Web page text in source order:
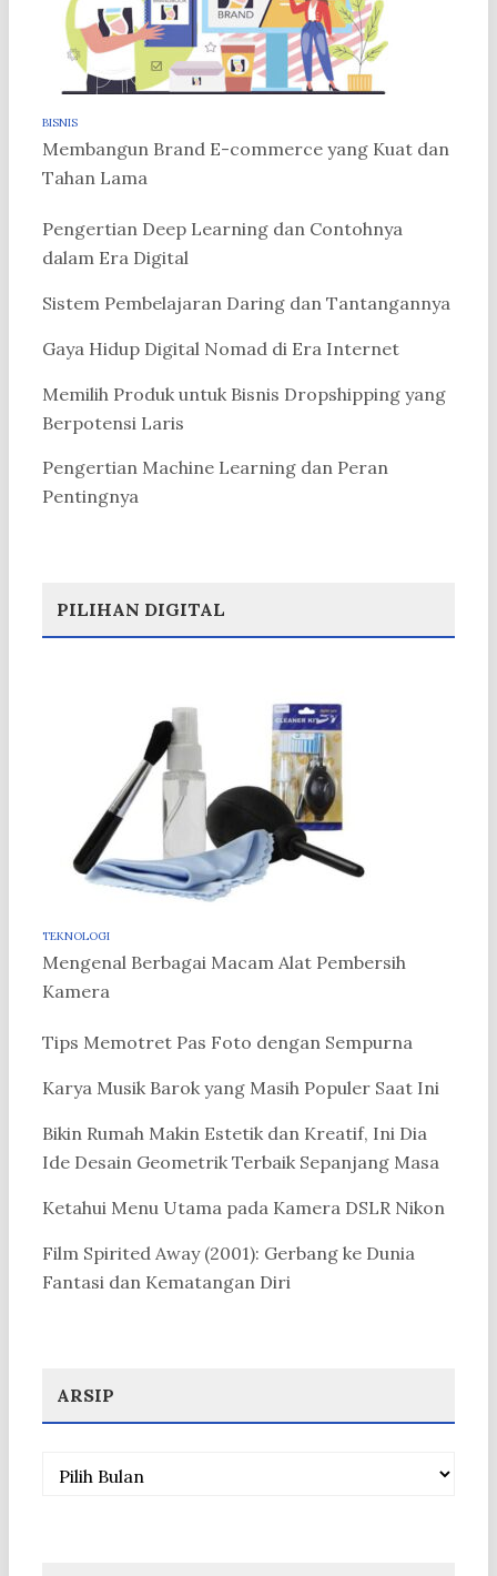
BISNIS
Membangun Brand E-commerce yang Kuat dan
Tahan Lama
Pengertian Deep Learning dan Contohnya
dalam Era Digital
Sistem Pembelajaran Daring dan Tantangannya
Gaya Hidup Digital Nomad di Era Internet
Memilih Produk untuk Bisnis Dropshipping yang
Berpotensi Laris
Pengertian Machine Learning dan Peran
Pentingnya
PILIHAN DIGITAL
TEKNOLOGI
Mengenal Berbagai Macam Alat Pembersih
Kamera
Tips Memotret Pas Foto dengan Sempurna
Karya Musik Barok yang Masih Populer Saat Ini
Bikin Rumah Makin Estetik dan Kreatif, Ini Dia
Ide Desain Geometrik Terbaik Sepanjang Masa
Ketahui Menu Utama pada Kamera DSLR Nikon
Film Spirited Away (2001): Gerbang ke Dunia
Fantasi dan Kematangan Diri
ARSIP
Arsip